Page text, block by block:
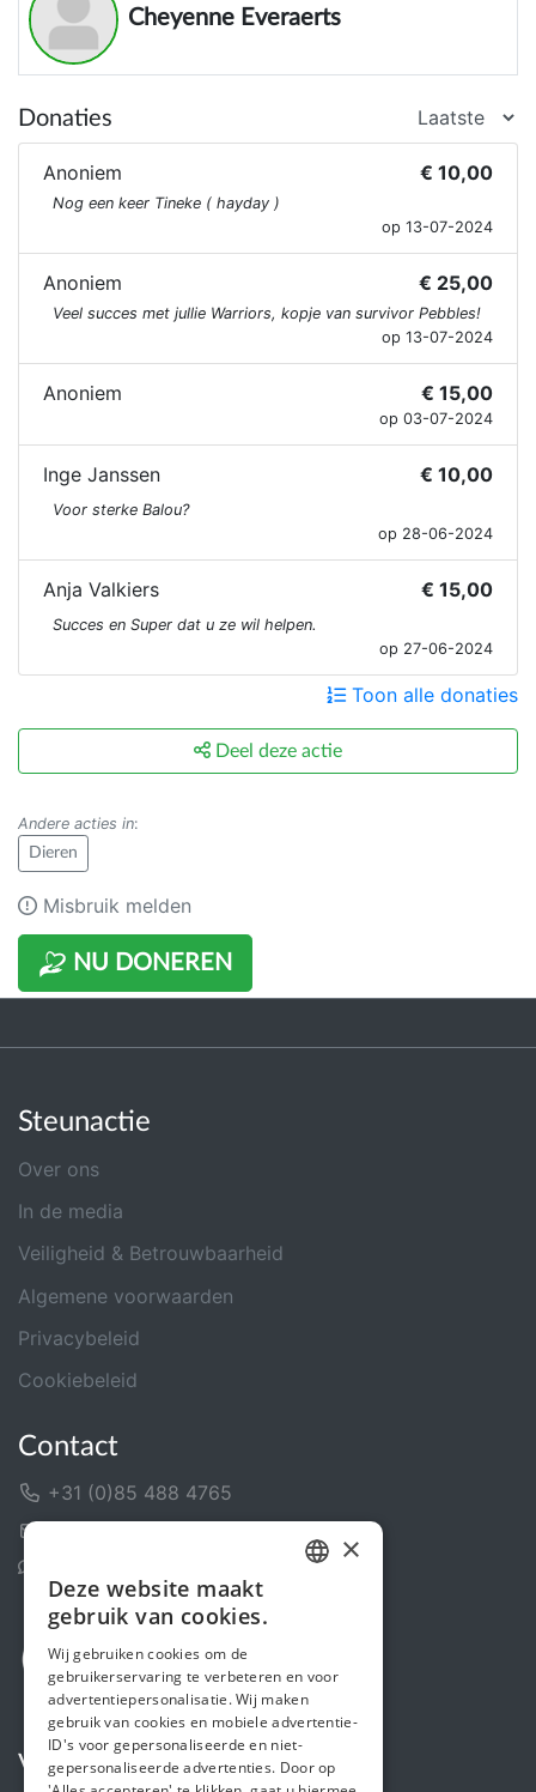
Cheyenne Everaerts
NU DONEREN
Donaties
Anoniem € 10,00
Nog een keer Tineke ( hayday )
op 13-07-2024
Anoniem € 25,00
Veel succes met jullie Warriors, kopje van survivor Pebbles!
op 13-07-2024
Anoniem € 15,00
op 03-07-2024
Inge Janssen € 10,00
Voor sterke Balou?
op 28-06-2024
Anja Valkiers € 15,00
Succes en Super dat u ze wil helpen.
op 27-06-2024
Toon alle donaties
Deel deze actie
Andere acties in:
Dieren
Misbruik melden
Steunactie
Over ons
In de media
Veiligheid & Betrouwbaarheid
Algemene voorwaarden
Privacybeleid
Cookiebeleid
Contact
+31 (0)85 488 4765
Volg ons
ENGLISH
×
Deze website maakt
gebruik van cookies.
Wij gebruiken cookies om de
gebruikerservaring te verbeteren en voor
advertentiepersonalisatie. Wij maken
gebruik van cookies en mobiele advertentie-
ID's voor gepersonaliseerde en niet-
gepersonaliseerde advertenties. Door op